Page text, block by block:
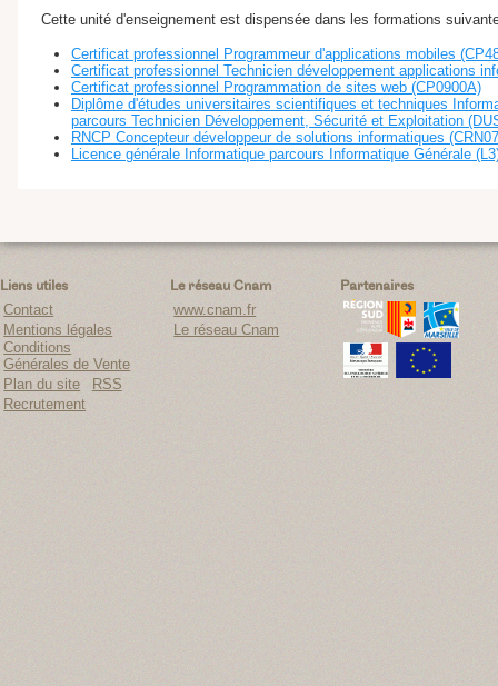
Cette unité d'enseignement est dispensée dans les formations
Certificat professionnel Programmeur d'applications mobiles
Certificat professionnel Technicien développement applications
Certificat professionnel Programmation de sites web (CP0900A)
Diplôme d'études universitaires scientifiques et techniques
parcours Technicien Développement, Sécurité et Exploitation
RNCP Concepteur développeur de solutions informatiques
Licence générale Informatique parcours Informatique Générale
Liens utiles
Contact
Mentions légales
Conditions
Générales de Vente
Plan du site
RSS
Recrutement
Le réseau Cnam
www.cnam.fr
Le réseau Cnam
Partenaires